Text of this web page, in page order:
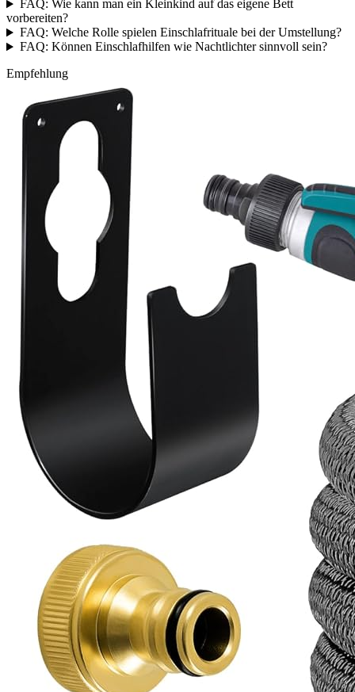
FAQ: Wie kann man ein Kleinkind auf das eigene Bett
vorbereiten?
FAQ: Welche Rolle spielen Einschlafrituale bei der Umstellung?
FAQ: Können Einschlafhilfen wie Nachtlichter sinnvoll sein?
Empfehlung